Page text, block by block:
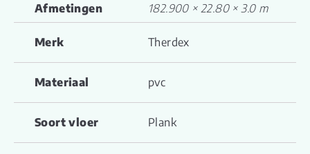
Afmetingen 182.900 × 22.80 × 3.0 m
Merk Therdex
Materiaal pvc
Soort vloer Plank